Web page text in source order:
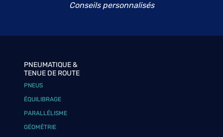
Conseils personnalisés
PNEUMATIQUE &
TENUE DE ROUTE
PNEUS
ÉQUILIBRAGE
PARALLÉLISME
GÉOMÉTRIE